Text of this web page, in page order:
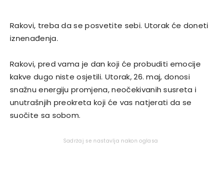
Rakovi, treba da se posvetite sebi. Utorak će doneti
iznenađenja.
Rakovi, pred vama je dan koji će probuditi emocije
kakve dugo niste osjetili. Utorak, 26. maj, donosi
snažnu energiju promjena, neočekivanih susreta i
unutrašnjih preokreta koji će vas natjerati da se
suočite sa sobom.
Sadržaj se nastavlja nakon oglasa